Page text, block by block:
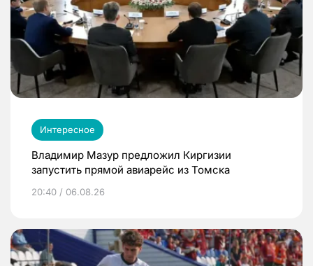
Интересное
Владимир Мазур предложил Киргизии
запустить прямой авиарейс из Томска
20:40 / 06.08.26